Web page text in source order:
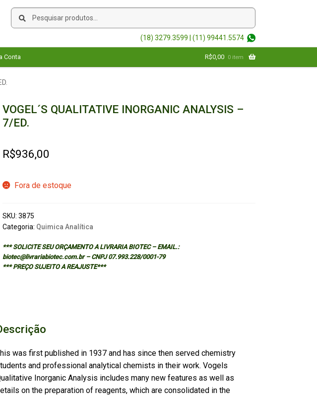
Pesquisar
Pesquisar
(18) 3279.3599 | (11) 99441.5574
Conta R$0,00 0 item
VOGEL´S QUALITATIVE INORGANIC ANALYSIS –
7/ED.
R$936,00
Fora de estoque
SKU: 3875
Categoria: Quimica Analítica
*** SOLICITE SEU ORÇAMENTO A LIVRARIA BIOTEC – EMAIL.:
biotec@livrariabiotec.com.br – CNPJ 07.993.228/0001-79
*** PREÇO SUJEITO A REAJUSTE***
was first published in 1937 and has since then served chemistry
and professional analytical chemists in their work. Vogels
Inorganic Analysis includes many new features as well as
on the preparation of reagents, which are consolidated in the